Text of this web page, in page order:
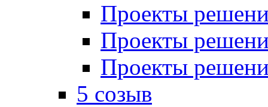
Проекты
Проекты
Проекты
5 созыв